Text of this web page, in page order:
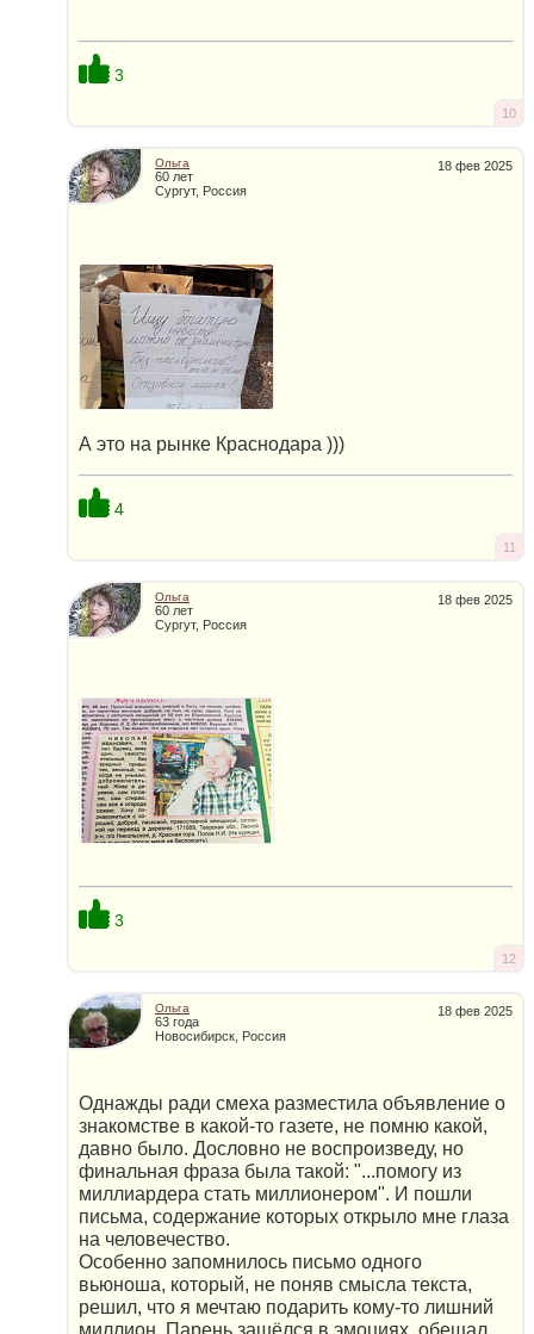
3
10
18 фев 2025
Ольга
60 лет
Сургут, Россия
А это на рынке Краснодара )))
4
11
18 фев 2025
Ольга
60 лет
Сургут, Россия
3
12
18 фев 2025
Ольга
63 года
Новосибирск, Россия
Однажды ради смеха разместила объявление о
знакомстве в какой-то газете, не помню какой,
давно было. Дословно не воспроизведу, но
финальная фраза была такой: "...помогу из
миллиардера стать миллионером". И пошли
письма, содержание которых открыло мне глаза
на человечество.
Особенно запомнилось письмо одного
вьюноша, который, не поняв смысла текста,
решил, что я мечтаю подарить кому-то лишний
миллион. Парень зашёлся в эмоциях, обещал